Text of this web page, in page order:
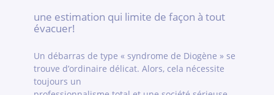
une estimation qui limite de façon à tout
évacuer!
Un débarras de type « syndrome de Diogène » se
trouve d’ordinaire délicat. Alors, cela nécessite
toujours un